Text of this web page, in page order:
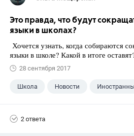
Это правда, что будут
языки в школах?
Хочется узнать, когда собираются
языки в школе? Какой в итоге
28 сентября 2017
Школа Новости
2 ответа